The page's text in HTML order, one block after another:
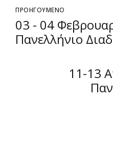
ΠΡΟΗΓΟΥΜΕΝΟ
03 - 04
Πανελλήνιο
11-13